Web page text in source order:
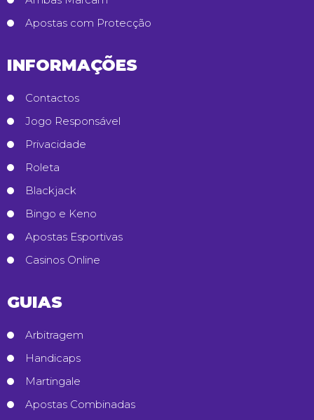
Apostas com Protecção
INFORMAÇÕES
Contactos
Jogo Responsável
Privacidade
Roleta
Blackjack
Bingo e Keno
Apostas Esportivas
Casinos Online
GUIAS
Arbitragem
Handicaps
Martingale
Apostas Combinadas